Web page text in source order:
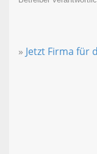
» Jetzt Firma für